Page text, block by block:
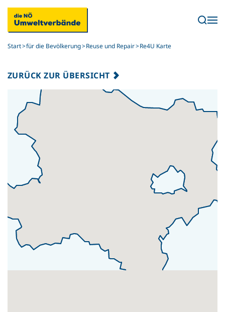
Skip to main content
Start für die Bevölkerung Reuse und Repair Re4U Karte
ZURÜCK ZUR ÜBERSICHT